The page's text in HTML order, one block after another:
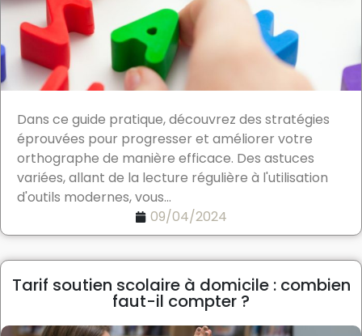
Dans ce guide pratique, découvrez des stratégies
éprouvées pour progresser et améliorer votre
orthographe de manière efficace. Des astuces
variées, allant de la lecture régulière à l'utilisation
d'outils modernes, vous...
09/04/2024
Tarif soutien scolaire à domicile : combien
faut-il compter ?